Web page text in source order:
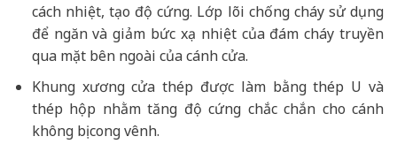
cách nhiệt, tạo độ cứng. Lớp lõi chống cháy sử dụng
để ngăn và giảm bức xạ nhiệt của đám cháy truyền
qua mặt bên ngoài của cánh cửa.
Khung xương cửa thép được làm bằng thép U và
thép hộp nhằm tăng độ cứng chắc chắn cho cánh
không bị cong vênh.